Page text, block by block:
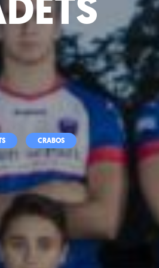
CRABOS